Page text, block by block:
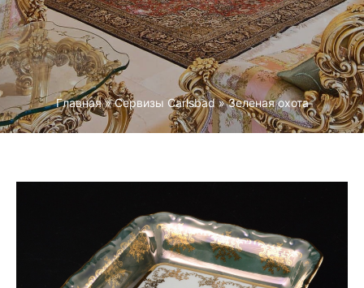
Главная »Cервизы Carlsbad »Зеленая охота